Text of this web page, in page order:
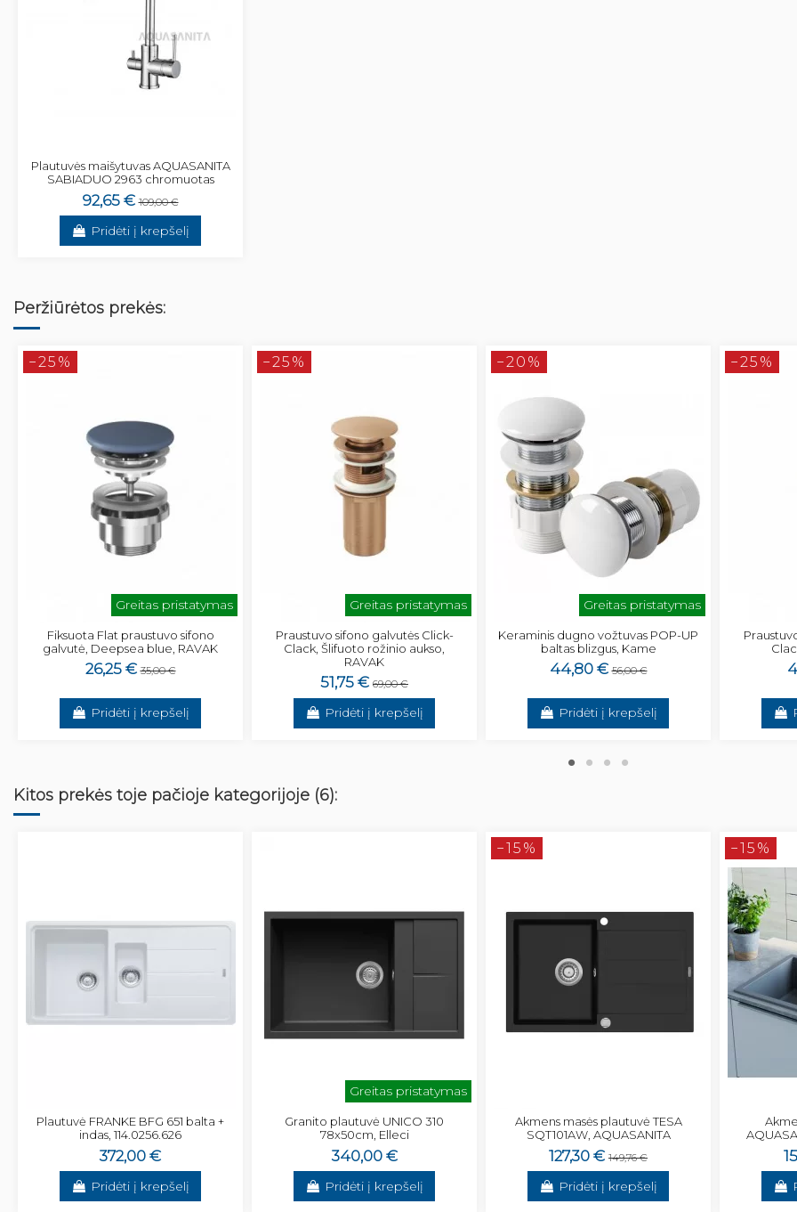
Plautuvės maišytuvas AQUASANITA
SABIADUO 2963 chromuotas
92,65 € 109,00 €
Pridėti į krepšelį
Peržiūrėtos prekės:
−25%
Greitas pristatymas
Fiksuota Flat praustuvo sifono
galvutė, Deepsea blue, RAVAK
26,25 € 35,00 €
Pridėti į krepšelį
−25%
Greitas pristatymas
Praustuvo sifono galvutės Click-
Clack, Šlifuoto rožinio aukso,
RAVAK
51,75 € 69,00 €
Pridėti į krepšelį
−20%
Greitas pristatymas
Keraminis dugno vožtuvas POP-UP
baltas blizgus, Kame
44,80 € 56,00 €
Pridėti į krepšelį
−25%
Kitos prekės toje pačioje kategorijoje (6):
Plautuvė FRANKE BFG 651 balta +
indas, 114.0256.626
372,00 €
Pridėti į krepšelį
Greitas pristatymas
Granito plautuvė UNICO 310
78x50cm, Elleci
340,00 €
Pridėti į krepšelį
−15%
Akmens masės plautuvė TESA
SQT101AW, AQUASANITA
127,30 € 149,76 €
Pridėti į krepšelį
−15%